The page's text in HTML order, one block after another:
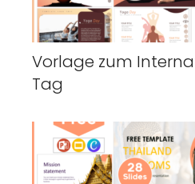
Vorlage zum
Tag